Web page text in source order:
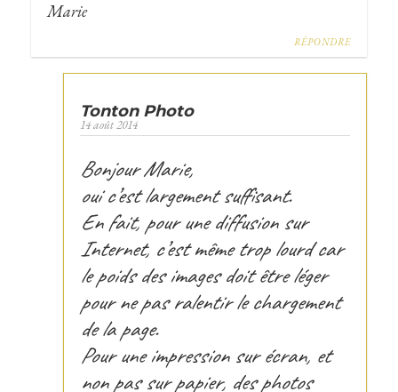
Marie
RÉPONDRE
Tonton Photo
14 août 2014
Bonjour Marie,
oui c’est largement suffisant.
En fait, pour une diffusion sur
Internet, c’est même trop lourd car
le poids des images doit être léger
pour ne pas ralentir le chargement
de la page.
Pour une impression sur écran, et
non pas sur papier, des photos